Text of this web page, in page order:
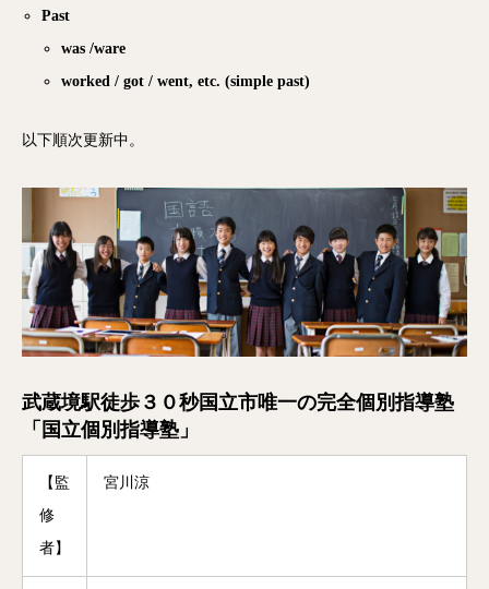
Past
was /ware
worked / got / went, etc. (simple past)
以下順次更新中。
武蔵境駅徒歩３０秒国立市唯一の完全個別指導塾
「国立個別指導塾」
【監
修
者】
宮川涼